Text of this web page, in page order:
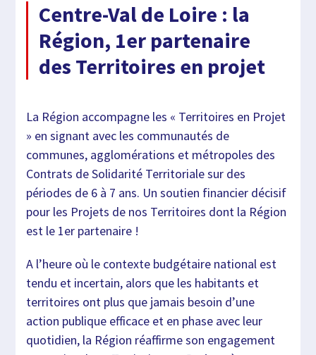
Centre-Val de Loire : la
Région, 1er partenaire
des Territoires en projet
La Région accompagne les « Territoires en Projet
» en signant avec les communautés de
communes, agglomérations et métropoles des
Contrats de Solidarité Territoriale sur des
périodes de 6 à 7 ans. Un soutien financier décisif
pour les Projets de nos Territoires dont la Région
est le 1er partenaire !
A l’heure où le contexte budgétaire national est
tendu et incertain, alors que les habitants et
territoires ont plus que jamais besoin d’une
action publique efficace et en phase avec leur
quotidien, la Région réaffirme son engagement